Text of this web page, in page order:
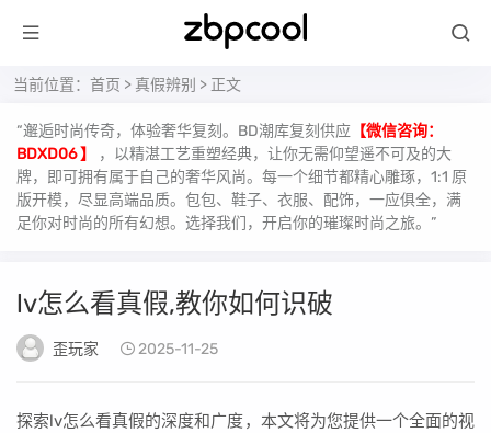
当前位置： 首页 > 真假辨别 > 正文
“邂逅时尚传奇，体验奢华复刻。BD潮库复刻供应 【微信咨询：
BDXD06 】
，以精湛工艺重塑经典，让你无需仰望遥不可及的大
牌，即可拥有属于自己的奢华风尚。每一个细节都精心雕琢，1:1 原
版开模，尽显高端品质。包包、鞋子、衣服、配饰，一应俱全，满
足你对时尚的所有幻想。选择我们，开启你的璀璨时尚之旅。”
lv怎么看真假,教你如何识破
歪玩家 2025-11-25
探索lv怎么看真假的深度和广度，本文将为您提供一个全面的视